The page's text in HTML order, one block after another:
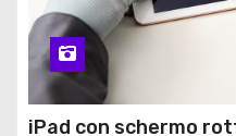
iPad con schermo